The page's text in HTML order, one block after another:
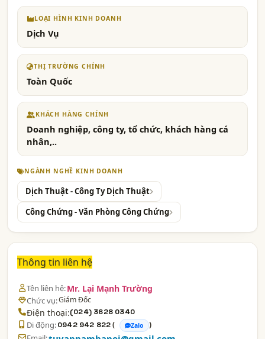
LOẠI HÌNH KINH DOANH
Dịch Vụ
THỊ TRƯỜNG CHÍNH
Toàn Quốc
KHÁCH HÀNG CHÍNH
Doanh nghiệp, công ty, tổ chức, khách hàng cá
nhân,..
NGÀNH NGHỀ KINH DOANH
Dịch Thuật - Công Ty Dịch Thuật
Công Chứng - Văn Phòng Công Chứng
Thông tin liên hệ
Tên liên hệ:Mr. Lại Mạnh Trường
Chức vụ:Giám Đốc
Điện thoại:(024) 3628 0340
Di động:0942 942 822( Zalo )